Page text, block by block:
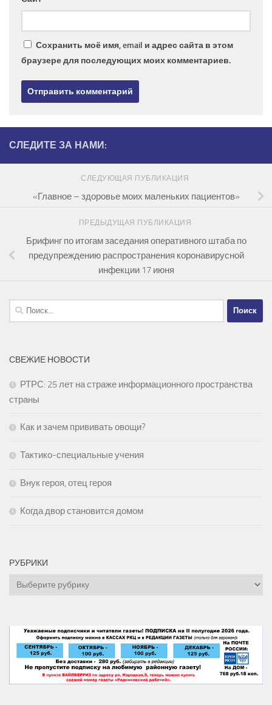
Сохранить моё имя, email и адрес сайта в этом
браузере для последующих моих комментариев.
СЛЕДИТЕ ЗА НАМИ:
СЛЕДУЮЩАЯ ПУБЛИКАЦИЯ
«Главное – здоровье моих маленьких пациентов»
ПРЕДЫДУЩАЯ ПУБЛИКАЦИЯ
Брифинг по итогам заседания оперативного штаба по
предупреждению распространения коронавирусной
инфекции 17 июня
Найти:
СВЕЖИЕ НОВОСТИ
РТРС: 25 лет на страже информационного пространства
страны
Как и зачем прививать овощи?
Тактико-специальные учения
Внук героя, отец героя
Когда двор становится домом
РУБРИКИ
Рубрики